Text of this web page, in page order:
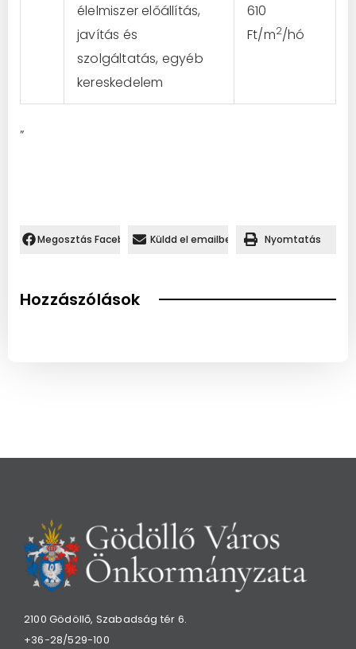
élelmiszer előállítás,
javítás és
szolgáltatás, egyéb
kereskedelem
610
Ft/m2/hó
”
Megosztás Facebookon.Küldd el emailben Nyomtatás
Hozzászólások
2100 Gödöllő, Szabadság tér 6.
+36-28/529-100